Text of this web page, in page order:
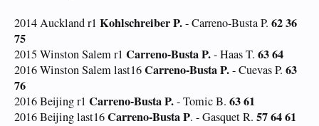
2014 Auckland r1 Kohlschreiber P.- Carreno-Busta P. 62 36
75
2015 Winston Salem r1 Carreno-Busta P.- Haas T. 63 64
2016 Winston Salem last16Carreno-Busta P.- Cuevas P. 63
76
2016 Beijing r1 Carreno-Busta P.- Tomic B. 63 61
2016 Beijing last16Carreno-Busta P. - Gasquet R. 57 64 61